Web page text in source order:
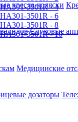
кресла-коляски
Слуховые
Медицинские
дозаторы